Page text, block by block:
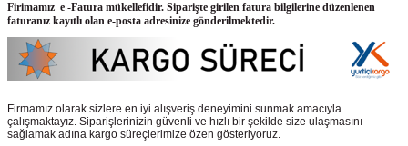
Firimamız e -Fatura mükellefidir. Siparişte girilen fatura bilgilerine düzenlenen
faturanız kayıtlı olan e-posta adresinize gönderilmektedir.
Firmamız olarak sizlere en iyi alışveriş deneyimini sunmak amacıyla
çalışmaktayız. Siparişlerinizin güvenli ve hızlı bir şekilde size ulaşmasını
sağlamak adına kargo süreçlerimize özen gösteriyoruz.